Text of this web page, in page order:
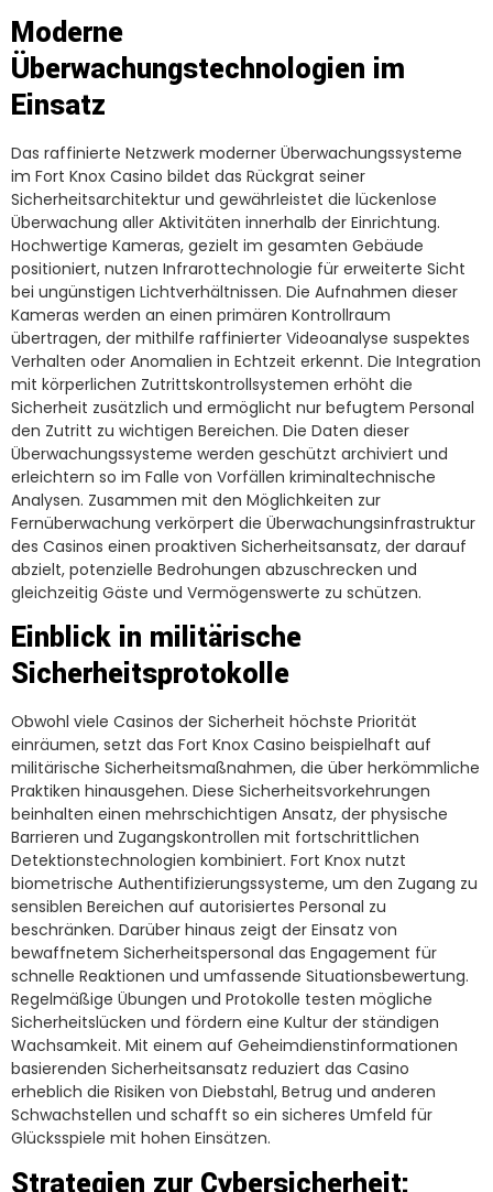
Moderne
Überwachungstechnologien im
Einsatz
Das raffinierte Netzwerk moderner Überwachungssysteme
im Fort Knox Casino bildet das Rückgrat seiner
Sicherheitsarchitektur und gewährleistet die lückenlose
Überwachung aller Aktivitäten innerhalb der Einrichtung.
Hochwertige Kameras, gezielt im gesamten Gebäude
positioniert, nutzen Infrarottechnologie für erweiterte Sicht
bei ungünstigen Lichtverhältnissen. Die Aufnahmen dieser
Kameras werden an einen primären Kontrollraum
übertragen, der mithilfe raffinierter Videoanalyse suspektes
Verhalten oder Anomalien in Echtzeit erkennt. Die Integration
mit körperlichen Zutrittskontrollsystemen erhöht die
Sicherheit zusätzlich und ermöglicht nur befugtem Personal
den Zutritt zu wichtigen Bereichen. Die Daten dieser
Überwachungssysteme werden geschützt archiviert und
erleichtern so im Falle von Vorfällen kriminaltechnische
Analysen. Zusammen mit den Möglichkeiten zur
Fernüberwachung verkörpert die Überwachungsinfrastruktur
des Casinos einen proaktiven Sicherheitsansatz, der darauf
abzielt, potenzielle Bedrohungen abzuschrecken und
gleichzeitig Gäste und Vermögenswerte zu schützen.
Einblick in militärische
Sicherheitsprotokolle
Obwohl viele Casinos der Sicherheit höchste Priorität
einräumen, setzt das Fort Knox Casino beispielhaft auf
militärische Sicherheitsmaßnahmen, die über herkömmliche
Praktiken hinausgehen. Diese Sicherheitsvorkehrungen
beinhalten einen mehrschichtigen Ansatz, der physische
Barrieren und Zugangskontrollen mit fortschrittlichen
Detektionstechnologien kombiniert. Fort Knox nutzt
biometrische Authentifizierungssysteme, um den Zugang zu
sensiblen Bereichen auf autorisiertes Personal zu
beschränken. Darüber hinaus zeigt der Einsatz von
bewaffnetem Sicherheitspersonal das Engagement für
schnelle Reaktionen und umfassende Situationsbewertung.
Regelmäßige Übungen und Protokolle testen mögliche
Sicherheitslücken und fördern eine Kultur der ständigen
Wachsamkeit. Mit einem auf Geheimdienstinformationen
basierenden Sicherheitsansatz reduziert das Casino
erheblich die Risiken von Diebstahl, Betrug und anderen
Schwachstellen und schafft so ein sicheres Umfeld für
Glücksspiele mit hohen Einsätzen.
Strategien zur Cybersicherheit: